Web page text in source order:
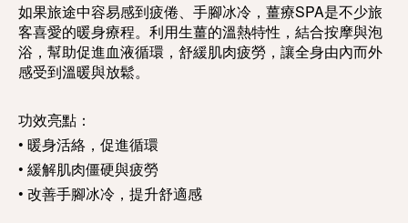
如果旅途中容易感到疲倦、手腳冰冷，薑療SPA是不少旅
客喜愛的暖身療程。利用生薑的溫熱特性，結合按摩與泡
浴，幫助促進血液循環，舒緩肌肉疲勞，讓全身由內而外
感受到溫暖與放鬆。
功效亮點：
• 暖身活絡，促進循環
• 緩解肌肉僵硬與疲勞
• 改善手腳冰冷，提升舒適感